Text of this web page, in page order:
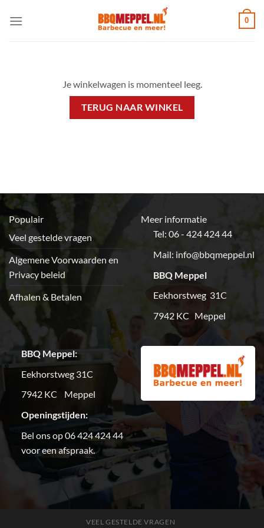
naar
0
Je winkelwagen is momenteel leeg.
TERUG NAAR WINKEL
Populair
Veel gestelde vragen
Algemene Voorwaarden en
Privacy beleid
Afhalen & Betalen
Meer informatie
Tel: 06 - 424 424 44
Mail: info@bbqmeppel.nl
BBQ Meppel
Eekhorstweg 31C
7942 KC Meppel
BBQ Meppel:
Eekhorstweg 31C
7942 KC Meppel
Openingstijden:
Bel ons op 06 424 424 44
voor een afspraak.
VEEL GESTELDE VRAGEN